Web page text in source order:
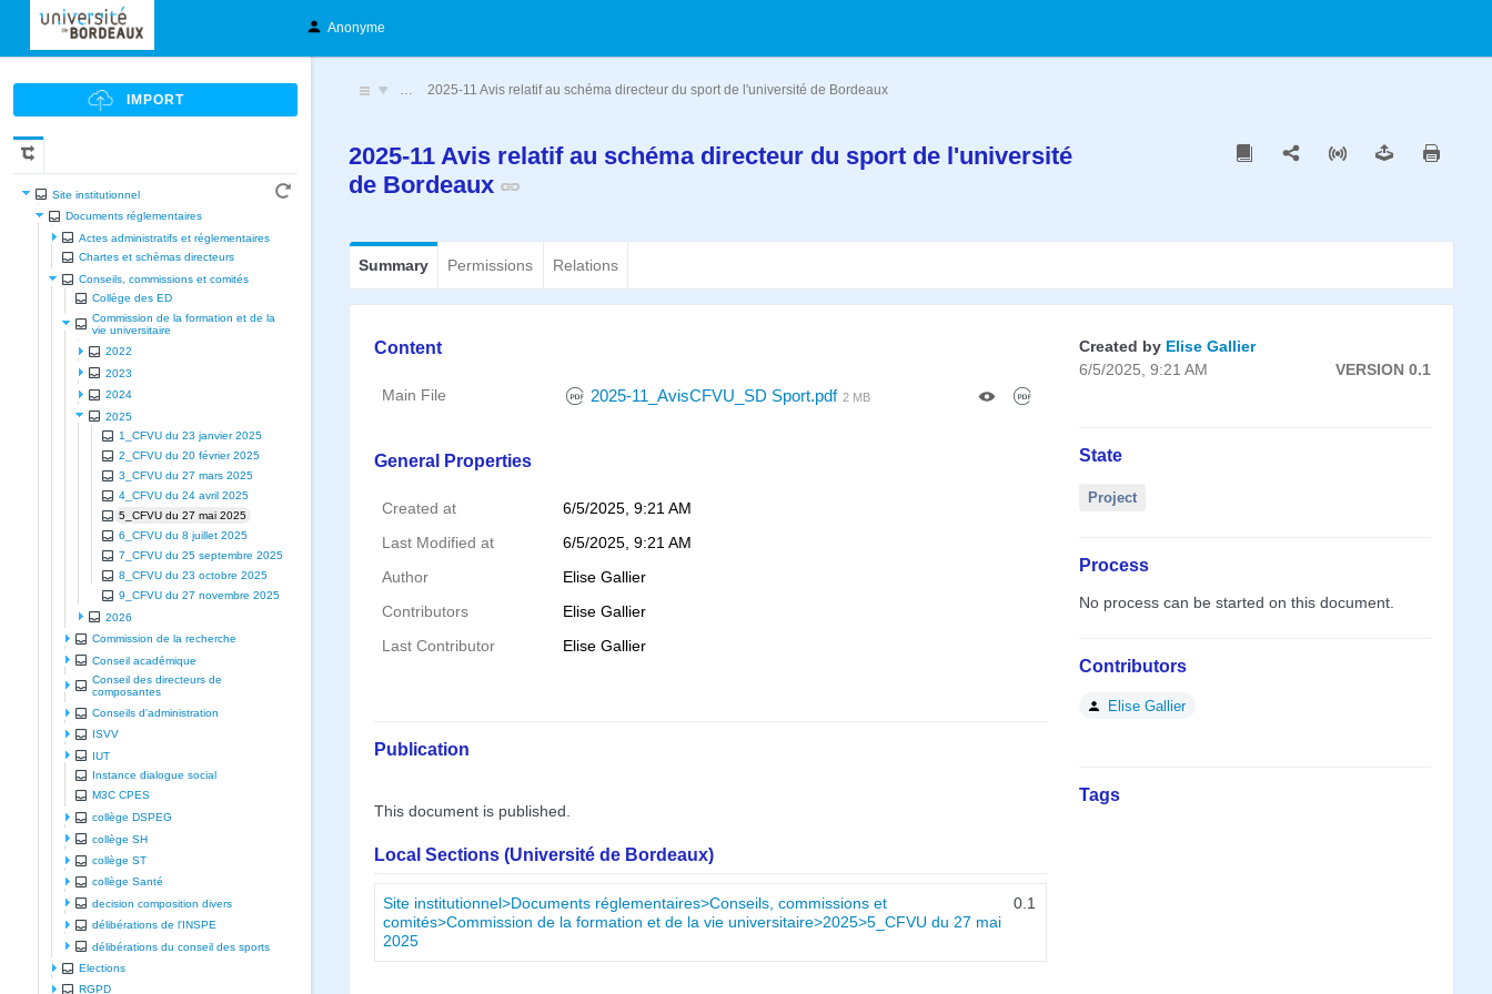
Anonyme
Site institutionnel
Documents réglementaires
Actes administratifs et réglementaires
Chartes et schèmas directeurs
Conseils, commissions et comités
Collège des ED
Commission de la formation et de la
vie universitaire
2022
2023
2024
2025
1_CFVU du 23 janvier 2025
2_CFVU du 20 février 2025
3_CFVU du 27 mars 2025
4_CFVU du 24 avril 2025
5_CFVU du 27 mai 2025
6_CFVU du 8 juillet 2025
7_CFVU du 25 septembre 2025
8_CFVU du 23 octobre 2025
9_CFVU du 27 novembre 2025
2026
Commission de la recherche
Conseil académique
Conseil des directeurs de
composantes
Conseils d'administration
ISVV
IUT
Instance dialogue social
M3C CPES
collège DSPEG
collège SH
collège ST
collège Santé
decision composition divers
délibérations de l'INSPE
délibérations du conseil des sports
Elections
RGPD
… 2025-11 Avis relatif au schéma directeur du sport de l'université de Bordeaux
2025-11 Avis relatif au schéma directeur du sport de l'université
de Bordeaux
Summary Permissions Relations
Content
Main File 2025-11_AvisCFVU_SD Sport.pdf 2 MB
General Properties
Created at 6/5/2025, 9:21 AM
Last Modified at 6/5/2025, 9:21 AM
Author Elise Gallier
Contributors Elise Gallier
Last Contributor Elise Gallier
Publication
This document is published.
Local Sections (Université de Bordeaux)
Site institutionnel>Documents réglementaires>Conseils, commissions et
comités>Commission de la formation et de la vie universitaire>2025>5_CFVU du 27 mai
2025
0.1
Created by Elise Gallier
6/5/2025, 9:21 AM
VERSION 0.1
State
Project
Process
No process can be started on this document.
Contributors
Elise Gallier
Tags